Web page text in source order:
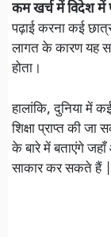
कम खर्च में विदेश
पढ़ाई करना कई
लागत के कारण यह
होता।
हालांकि, दुनिया में
शिक्षा प्राप्त की
के बारे में बताएंगे
साकार कर सकते हैं |